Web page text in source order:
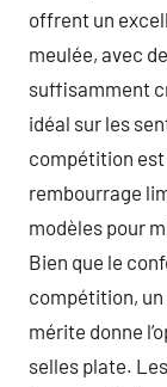
offrent un
meulée, avec
suffisamment
idéal sur les
compétition est
rembourrage
modèles pour
Bien que le
compétition, un
mérite donne
selles plate.